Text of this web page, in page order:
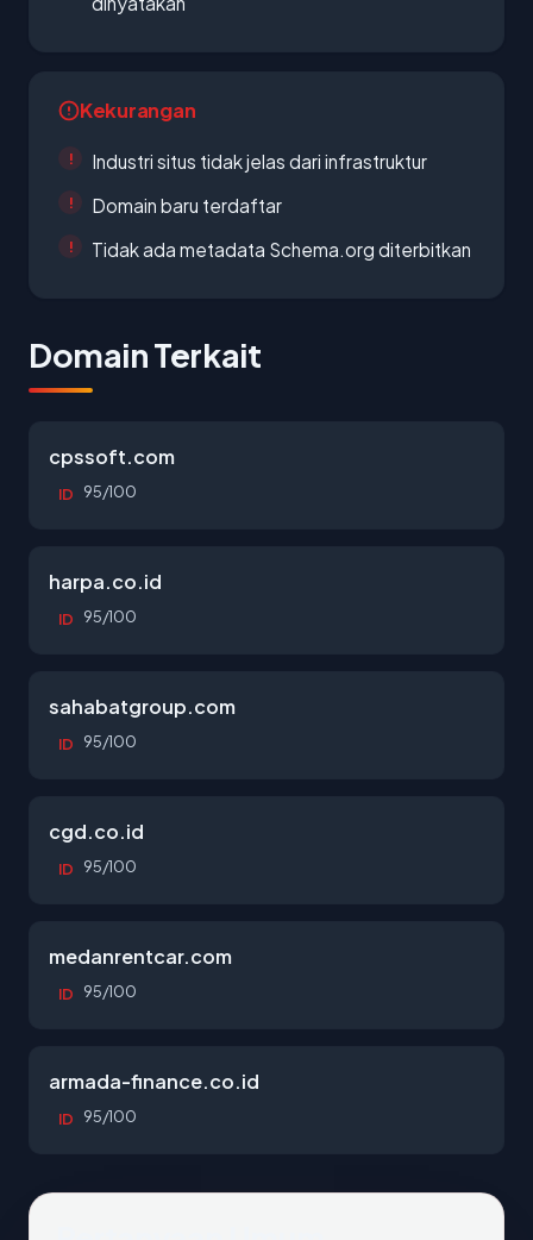
Kekurangan
Industri situs tidak jelas dari infrastruktur
Domain baru terdaftar
Tidak ada metadata Schema.org diterbitkan
Domain Terkait
cpssoft.com
ID 95/100
harpa.co.id
ID 95/100
sahabatgroup.com
ID 95/100
cgd.co.id
ID 95/100
medanrentcar.com
ID 95/100
armada-finance.co.id
ID 95/100